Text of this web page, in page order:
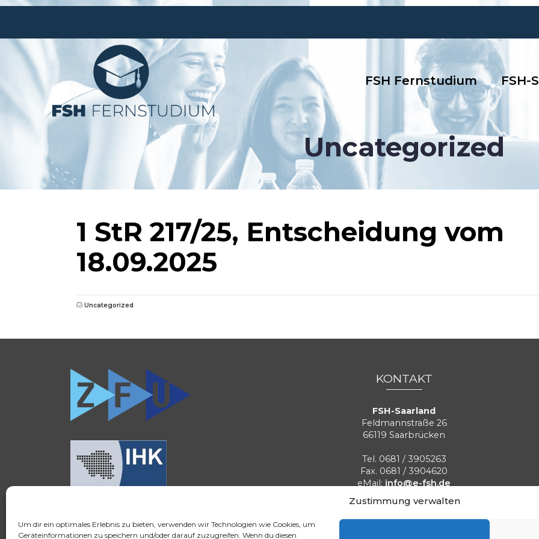
Zustimmung verwalten
Um dir ein optimales Erlebnis zu bieten, verwenden wir Technologien wie Cookies, um
Geräteinformationen zu speichern und/oder darauf zuzugreifen. Wenn du diesen
FSH Fernstudium FSH-
Uncategorized
1 StR 217/25, Entscheidung vom
18.09.2025
Uncategorized
KONTAKT
FSH-Saarland
Feldmannstraße 26
66119 Saarbrücken
Tel. 0681 / 3905263
Fax. 0681 / 3904620
eMail: info@e-fsh.de
Kontaktformular aufrufen
© 2026 FSH Fernstudium